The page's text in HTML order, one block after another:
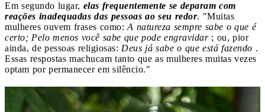
Em segundo lugar, elas frequentemente se deparam com
reações inadequadas das pessoas ao seu redor. "Muitas
mulheres ouvem frases como: A natureza sempre sabe o que é
certo; Pelo menos você sabe que pode engravidar; ou, pior
ainda, de pessoas religiosas: Deus já sabe o que está fazendo .
Essas respostas machucam tanto que as mulheres muitas vezes
optam por permanecer em silêncio."